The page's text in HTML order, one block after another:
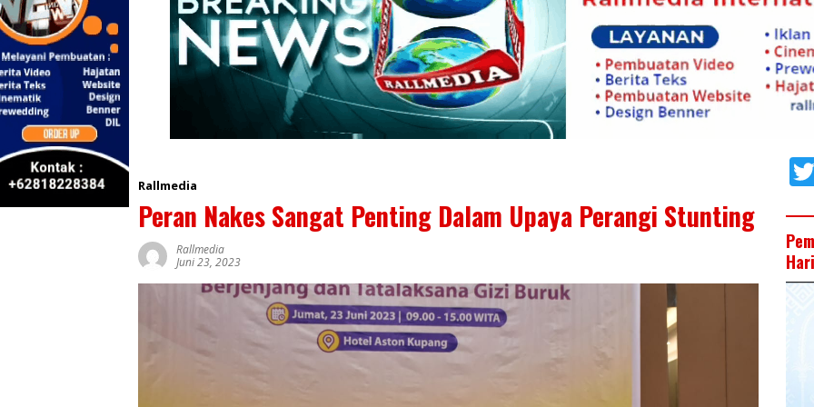
Rallmedia
Peran Nakes Sangat Penting Dalam Upaya Perangi Stunting
Rallmedia
Juni 23, 2023